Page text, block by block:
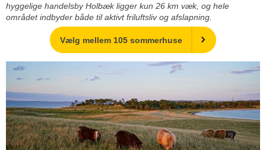
hyggelige handelsby Holbæk ligger kun 26 km væk, og hele
området indbyder både til aktivt friluftsliv og afslapning.
Vælg mellem 105 sommerhuse